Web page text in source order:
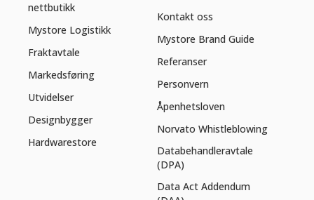
nettbutikk
Mystore Logistikk
Fraktavtale
Markedsføring
Utvidelser
Designbygger
Hardwarestore
Kontakt oss
Mystore Brand Guide
Referanser
Personvern
Åpenhetsloven
Norvato Whistleblowing
Databehandleravtale
(DPA)
Data Act Addendum